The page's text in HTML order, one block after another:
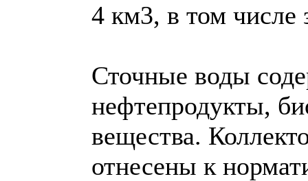
4 км3, в том числе
Сточные воды
нефтепродукты,
вещества.
отнесены к